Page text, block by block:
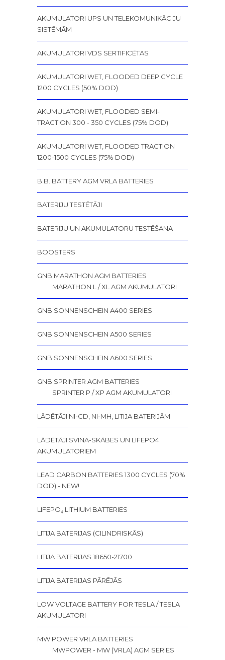
AKUMULATORI UPS UN TELEKOMUNIKĀCIJU
SISTĒMĀM
AKUMULATORI VDS SERTIFICĒTAS
AKUMULATORI WET, FLOODED DEEP CYCLE
1200 CYCLES (50% DOD)
AKUMULATORI WET, FLOODED SEMI-
TRACTION 300 - 350 CYCLES (75% DOD)
AKUMULATORI WET, FLOODED TRACTION
1200-1500 CYCLES (75% DOD)
B.B. BATTERY AGM VRLA BATTERIES
BATERIJU TESTĒTĀJI
BATERIJU UN AKUMULATORU TESTĒŠANA
BOOSTERS
GNB MARATHON AGM BATTERIES
MARATHON L / XL AGM AKUMULATORI
GNB SONNENSCHEIN A400 SERIES
GNB SONNENSCHEIN A500 SERIES
GNB SONNENSCHEIN A600 SERIES
GNB SPRINTER AGM BATTERIES
SPRINTER P / XP AGM AKUMULATORI
LĀDĒTĀJI NI-CD, NI-MH, LITIJA BATERIJĀM
LĀDĒTĀJI SVINA-SKĀBES UN LIFEPO4
AKUMULATORIEM
LEAD CARBON BATTERIES 1300 CYCLES (70%
DOD) - NEW!
LIFEPO₄ LITHIUM BATTERIES
LITIJA BATERIJAS (CILINDRISKĀS)
LITIJA BATERIJAS 18650-21700
LITIJA BATERIJAS PĀRĒJĀS
LOW VOLTAGE BATTERY FOR TESLA / TESLA
AKUMULATORI
MW POWER VRLA BATTERIES
MWPOWER - MW (VRLA) AGM SERIES